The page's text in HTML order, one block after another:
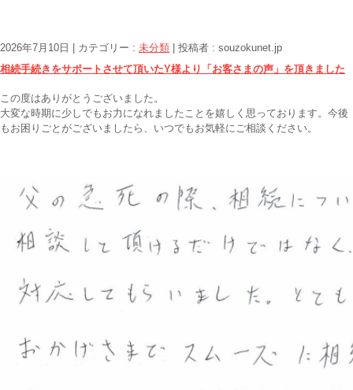
2026年7月10日 | カテゴリー : 未分類 | 投稿者 : souzokunet.jp
相続手続きをサポートさせて頂いたY様より「お客さまの声」を頂きました
この度はありがとうございました。
大変な時期に少しでもお力になれましたことを嬉しく思っております。今後
もお困りごとがございましたら、いつでもお気軽にご相談ください。